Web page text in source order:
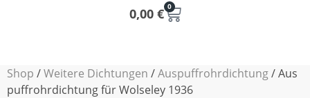
0,00 € 0
Shop /Weitere Dichtungen /Auspuffrohrdichtung/ Aus
puffrohrdichtung für Wolseley 1936